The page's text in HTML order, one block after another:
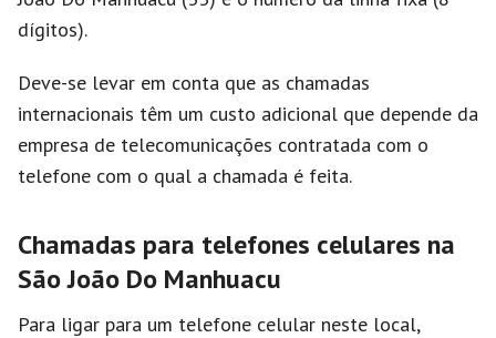
dígitos).
Deve-se levar em conta que as chamadas
internacionais têm um custo adicional que depende da
empresa de telecomunicações contratada com o
telefone com o qual a chamada é feita.
Chamadas para telefones celulares na
São João Do Manhuacu
Para ligar para um telefone celular neste local,